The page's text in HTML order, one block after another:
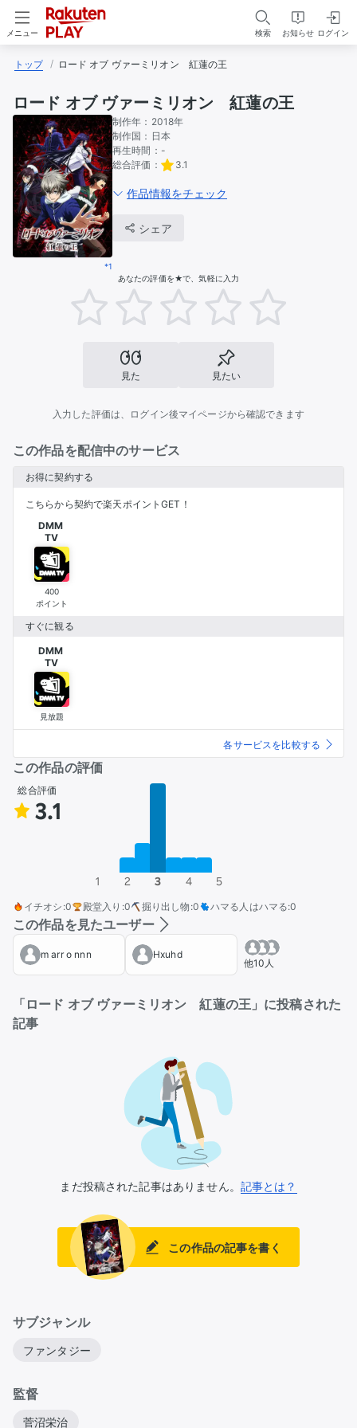
メニュー 検索 お知らせ ログイン
トップ ロード オブ ヴァーミリオン　紅蓮の王
ロード オブ ヴァーミリオン 紅蓮の王
*1
制作年： 2018年
制作国： 日本
再生時間： -
総合評価：
3.1
作品情報をチェック
シェア
あなたの評価を★で、気軽に入力
見た 見たい
入力した評価は、ログイン後マイページから確認できます
この作品を配信中のサービス
お得に契約する
こちらから契約で楽天ポイントGET！
DMM
TV
400
ポイント
すぐに観る
DMM
TV
見放題
各サービスを比較する
この作品の評価
総合評価
3.1
1 2 3 4 5
イチオシ :0 殿堂入り :0 掘り出し物 :0 ハマる人はハマる:0
この作品を見たユーザー
m arr o nnn Hxuhd
他10人
「ロード オブ ヴァーミリオン 紅蓮の王」に投稿された
記事
まだ投稿された記事はありません。 記事とは？
この作品の記事を書く
サブジャンル
ファンタジー
監督
菅沼栄治